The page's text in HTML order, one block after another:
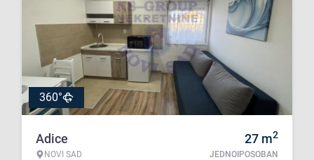
360°
Adice
NOVI SAD
27 m2
JEDNOIPOSOBAN